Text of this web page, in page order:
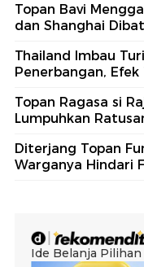
Topan Bavi
dan Shanghai
Thailand Imbau
Penerbangan,
Topan Ragasa si
Lumpuhkan
Diterjang Topan
Warganya Hindari